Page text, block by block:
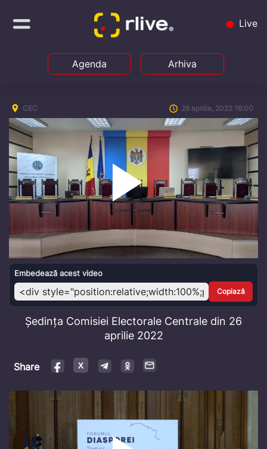
Live
Agenda Arhiva
CEC 26 aprilie, 2022 16:00
Play
Video
Embedează acest video
Copiază
Ședința Comisiei Electorale Centrale din 26
aprilie 2022
Share